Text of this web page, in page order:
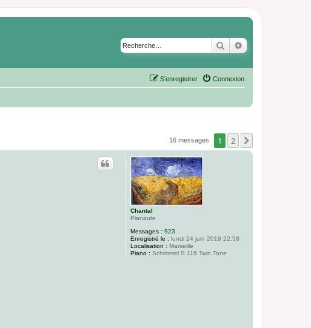
RechercherRecherche
Connexion
S’enregistrer
16 messages 1 2
Chantal
Pianaute
Messages : 923
Enregistré le : lundi 24 juin 2019 22:58
Localisation : Marseille
Piano : Schimmel S 116 Twin Tone